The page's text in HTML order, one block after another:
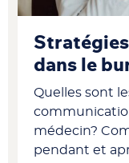
dans le
Quelles sont
médecin?
pendant et